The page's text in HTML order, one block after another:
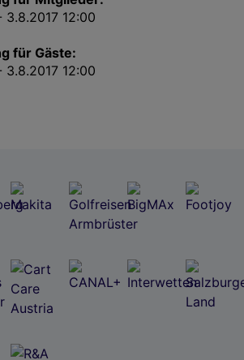
3.8.2017 12:00
für Gäste:
3.8.2017 12:00
Endgeräteeigenschaften zur Identifikation
von oder Zugriff auf Informationen auf einem